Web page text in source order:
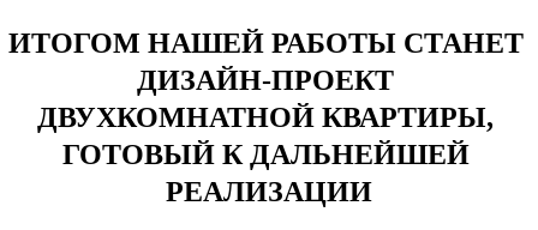
ИТОГОМ НАШЕЙ РАБОТЫ СТАНЕТ
ДИЗАЙН-ПРОЕКТ
ДВУХКОМНАТНОЙ КВАРТИРЫ,
ГОТОВЫЙ К ДАЛЬНЕЙШЕЙ
РЕАЛИЗАЦИИ